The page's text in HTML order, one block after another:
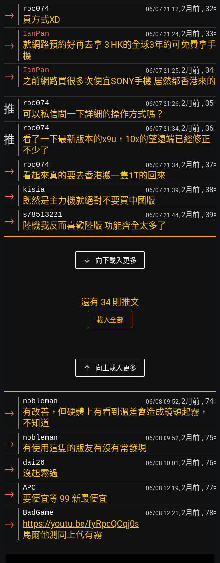
→ roc074 06/07 21:12, 2月前 , 32F
買方式XD
→
IanPan 06/07 21:24, 2月前 , 33F
就網路預約好再去拿 3 HK的全球3年約可免費拿手
機
→ IanPan 06/07 21:25, 2月前 , 34F
之前網路買很多次便宜SONY手機 居然都香港來的
推 roc074 06/07 21:26, 2月前 , 35F
可以私信問一下詳細的操作方式嗎？
推
roc074 06/07 21:34, 2月前 , 36F
看了一下最新版本的x9u，10x的望遠端已經修正
不少了
→ roc074 06/07 21:34, 2月前 , 37F
看起來真的要去香港搬一隻1T的回來...
→ kisia 06/07 21:39, 2月前 , 38F
既然是主力機就絕對不要買中國版
→ s78513221 06/07 21:44, 2月前 , 39F
陸機我反而喜歡陸版 功能齊全太多了
向下載入更多
還有 34 則推文
載入全部
向上載入更多
→
nobleman 06/08 09:52, 2月前 , 74F
有改善，但硬體上有看到溫差會造成鏡頭起霧，
不知道
→ nobleman 06/08 09:52, 2月前 , 75F
有使用這隻的版友有沒有常發現
→ dai26 06/08 10:01, 2月前 , 76F
沒起霧過
→ APC 06/08 12:19, 2月前 , 77F
要便宜等 99 新最便宜
→
BadGame 06/08 12:21, 2月前 , 78F
https://youtu.be/fyRpdQCqj0s
馬爾他測同上代有霧